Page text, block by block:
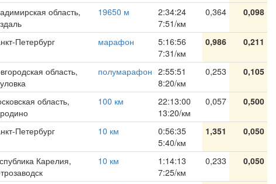
область,
19650 м
2:34:24
7:51/км
0,364 0,098
Петербург марафон
5:16:56
7:31/км
0,986 0,211
область,
полумарафон 2:55:51
8:20/км
0,253 0,105
область,
100 км
22:13:00
13:20/км
0,057 0,500
Петербург 10 км
0:56:35
5:40/км
1,351 0,050
Карелия,
10 км
1:14:13
7:25/км
0,233 0,050